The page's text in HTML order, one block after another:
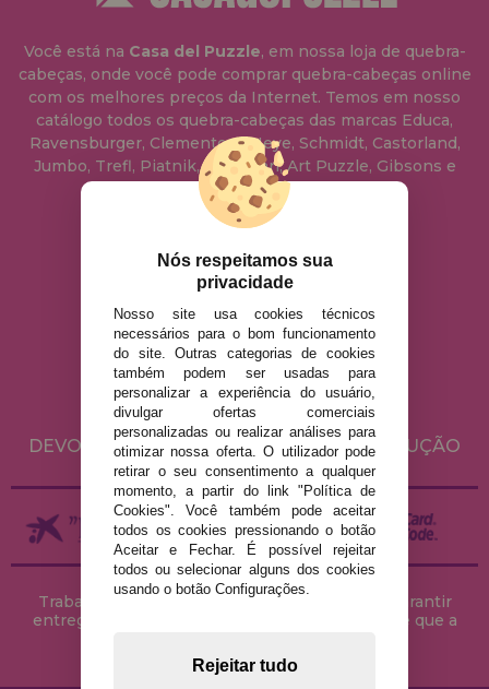
Você está na Casa del Puzzle, em nossa loja de quebra-
cabeças, onde você pode comprar quebra-cabeças online
com os melhores preços da Internet. Temos em nosso
catálogo todos os quebra-cabeças das marcas Educa,
Ravensburger, Clementoni, Heye, Schmidt, Castorland,
Jumbo, Trefl, Piatnik, Anatolian, Art Puzzle, Gibsons e
muito mais.
info@casadopuzzle.pt
AVISO LEGAL
POLÍTICA DE PRIVACIDADE
POLÍTICA DE COOKIES
ENVIO E DEVOLUÇÕES
DEVOLUÇÕES / DIREITO DE LIVRE RESOLUÇÃO
Trabalhamos com stocks permanentes para garantir
entregas rápidas no território peninsular, desde que a
Nós respeitamos sua
privacidade
Nosso site usa cookies técnicos
necessários para o bom funcionamento
do site. Outras categorias de cookies
também podem ser usadas para
personalizar a experiência do usuário,
divulgar ofertas comerciais
personalizadas ou realizar análises para
otimizar nossa oferta. O utilizador pode
retirar o seu consentimento a qualquer
momento, a partir do link "Política de
Cookies". Você também pode aceitar
todos os cookies pressionando o botão
Aceitar e Fechar. É possível rejeitar
todos ou selecionar alguns dos cookies
usando o botão Configurações.
Rejeitar tudo